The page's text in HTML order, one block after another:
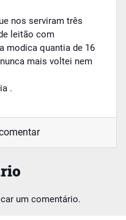
nos serviram três
leitão com
modica quantia de 16
mais voltei nem
.
um comentário.